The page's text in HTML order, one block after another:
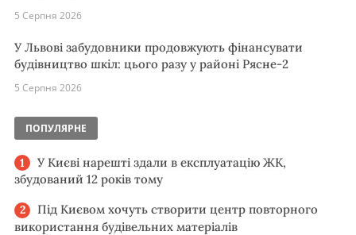
5 Серпня 2026
У Львові забудовники продовжують фінансувати
будівництво шкіл: цього разу у районі Рясне-2
5 Серпня 2026
ПОПУЛЯРНЕ
У Києві нарешті здали в експлуатацію ЖК,
збудований 12 років тому
Під Києвом хочуть створити центр повторного
використання будівельних матеріалів